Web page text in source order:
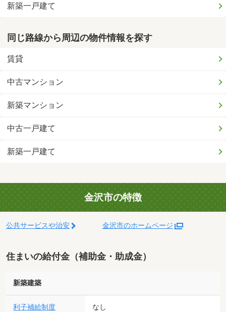
新築一戸建て
同じ路線から周辺の物件情報を探す
賃貸
中古マンション
新築マンション
中古一戸建て
新築一戸建て
金沢市の特徴
公共サービスや治安 金沢市のホームページ
住まいの給付金（補助金・助成金）
新築建築
利子補給制度 なし